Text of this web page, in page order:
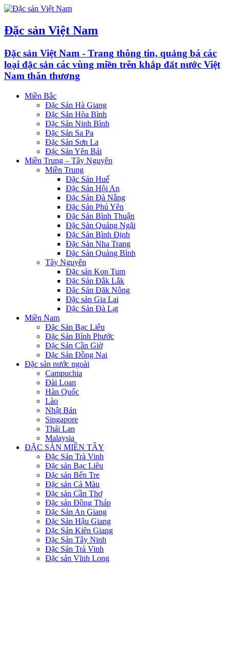
Đặc sản Việt Nam
Đặc sản Việt Nam - Trang thông tin, quảng bá các
loại đặc sản các vùng miền trên khắp đất nước Việt
Nam thân thương
Miền Bắc
Đặc Sản Hà Giang
Đặc Sản Hòa Bình
Đặc Sản Ninh Bình
Đặc Sản Sa Pa
Đặc Sản Sơn La
Đặc Sản Yên Bái
Miền Trung – Tây Nguyên
Miền Trung
Đặc Sản Huế
Đặc Sản Hội An
Đặc Sản Đà Nẵng
Đặc Sản Phú Yên
Đặc Sản Bình Thuận
Đặc Sản Quảng Ngãi
Đặc Sản Bình Định
Đặc Sản Nha Trang
Đặc Sản Quảng Bình
Tây Nguyên
Đặc sản Kon Tum
Đặc Sản Đắk Lắk
Đặc Sản Đăk Nông
Đặc sản Gia Lai
Đặc Sản Đà Lạt
Miền Nam
Đặc Sản Bạc Liêu
Đặc Sản Bình Phước
Đặc Sản Cần Giờ
Đặc Sản Đồng Nai
Đặc sản nước ngoài
Campuchia
Đài Loan
Hàn Quốc
Lào
Nhật Bản
Singapore
Thái Lan
Malaysia
ĐẶC SẢN MIỀN TÂY
Đặc Sản Trà Vinh
Đặc sản Bạc Liêu
Đặc sản Bến Tre
Đặc sản Cà Màu
Đặc sản Cần Thơ
Đặc sản Đồng Tháp
Đặc Sản An Giang
Đặc Sản Hậu Giang
Đặc Sản Kiên Giang
Đặc Sản Tây Ninh
Đặc Sản Trà Vinh
Đặc sản Vĩnh Long